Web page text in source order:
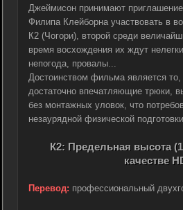
Джеймисон принимают
Филипа Клейборна участвовать в
К2 (Чогори), второй среди
время восхождения их ждут
непогода, провалы...
Достоинством фильма является то,
достаточно впечатляющие трюки,
без монтажных уловок, что
незаурядной физической
К2: Предельная высота
качестве
Перевод: профессиональный